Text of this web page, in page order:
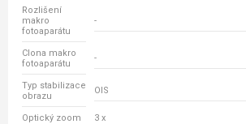
Rozlišení
makro
fotoaparátu
-
Clona makro
fotoaparátu
-
Typ stabilizace
obrazu
OIS
Optický zoom 3 x